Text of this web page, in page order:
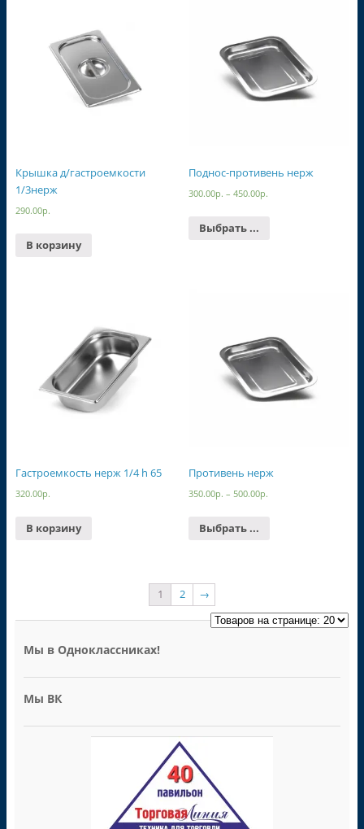
Крышка д/гастроемкости
1/3нерж
290.00р.
В корзину
Поднос-противень нерж
300.00р. –450.00р.
Выбрать ...
Гастроемкость нерж 1/4 h 65
320.00р.
В корзину
Противень нерж
350.00р. –500.00р.
Выбрать ...
1 2 →
Мы в Одноклассниках!
Мы ВК